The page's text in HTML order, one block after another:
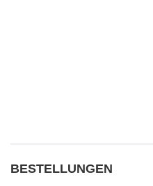
BESTELLUNGEN